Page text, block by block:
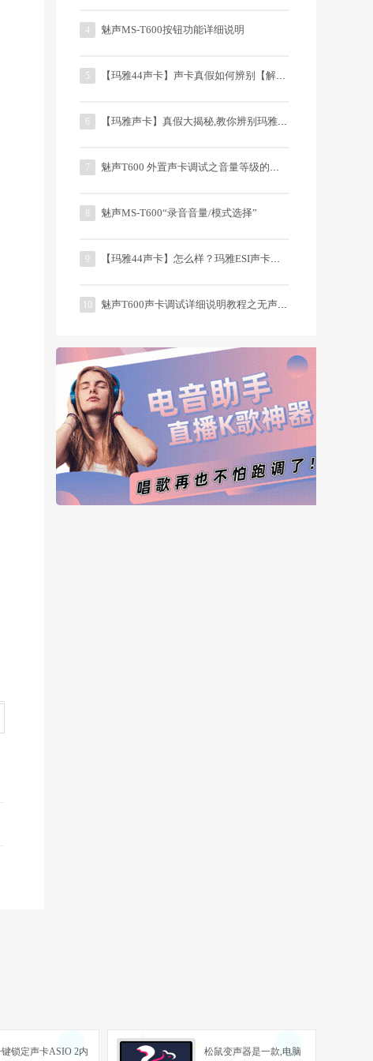
4 魅声MS-T600按钮功能详细说明
5 【玛雅44声卡】声卡真假如何辨别【解密】
6 【玛雅声卡】真假大揭秘,教你辨别玛雅声卡真与假
7 魅声T600 外置声卡调试之音量等级的详解
魅声MS-T600“录音音量/模式选择”
9 【玛雅44声卡】怎么样？玛雅ESI声卡评测
魅声T600声卡调试详细说明教程之无声问题
键锁定声卡ASIO 2内 松鼠变声器是一款,电脑